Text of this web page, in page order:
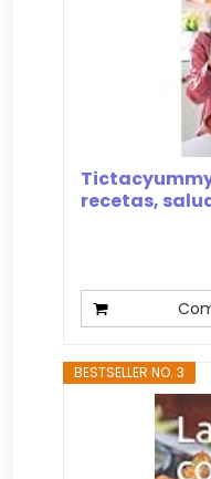
recetas,
BESTSELLER NO. 3